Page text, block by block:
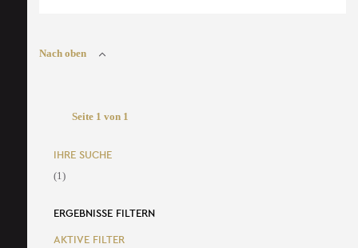
Nach oben
Seite 1 von 1
IHRE SUCHE
(1)
ERGEBNISSE FILTERN
AKTIVE FILTER